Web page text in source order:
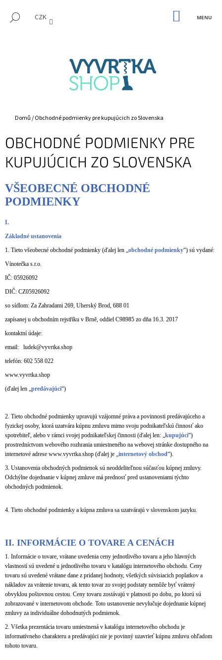
obsah HLEDAT
CZK NÁKUPNÍ
KOŠÍK
Domů/Obchodné podmienky pre kupujúcich zo Slovenska
OBCHODNÉ PODMIENKY PRE
KUPUJÚCICH ZO SLOVENSKA
VŠEOBECNÉ OBCHODNÉ
PODMIENKY
I.
Základné ustanovenia
1. Tieto všeobecné obchodné podmienky (ďalej len „obchodné podmienky“) sú vydané:
Vínotečka s.r.o.
IČ: 05926092
DIČ: CZ05926092
so sídlom: Za Zahradami 269, Uherský Brod, 688 01
zapísanej u obchodním rejstříku v Brně, oddiel C98985 zo dňa 16.3. 2017
kontaktní údaje:
email: ludek@vyvrtka.shop
telefón: 602 558 022
www.vyvrtka.shop
(ďalej len „predávajúci“)
2. Tieto obchodné podmienky upravujú vzájomné práva a povinnosti predávajúceho a
fyzickej osoby, ktorá uzatvára kúpnu zmluvu mimo svoju podnikateľskú činnosť ako
spotrebiteľ, alebo v rámci svojej podnikateľskej činnosti (ďalej len: „kupujúci“)
prostredníctvom webového rozhrania umiestneného na webovej stránke dostupného na
internetové adrese www.vyvrtka.shop (ďalej je „internetový obchod“).
3. Ustanovenia obchodných podmienok sú neoddeliteľnou súčasťou kúpnej zmluvy.
Odchýlne dojednanie v kúpnej zmluve má prednosť pred ustanoveniami týchto
obchodných podmienok.
4. Tieto obchodné podmienky a kúpna zmluva sa uzatvárajú v slovenskom jazyku.
II. INFORMÁCIE O TOVARE A CENÁCH
1. Informácie o tovare, vrátane uvedenia ceny jednotlivého tovaru a jeho hlavných
vlastností sú uvedené u jednotlivého tovaru v katalógu internetového obchodu. Ceny
tovaru sú uvedené vrátane dane z pridanej hodnoty, všetkých súvisiacich poplatkov a
nákladov za vrátenie tovaru, ak tento tovar zo svojej podstaty nemôže byť vrátený
obvyklou poštovnou cestou. Ceny tovaru zostávajú v platnosti po dobu, po ktorú sú
zobrazované v internetovom obchode. Toto ustanovenie nevylučuje dojednanie kúpnej
zmluvy za individuálne dohodnutých podmienok.
2. Všetka prezentácia tovaru umiestnená v katalógu internetového obchodu je
informatívneho charakteru a predávajúci nie je povinný uzavrieť kúpnu zmluvu ohľadom
tohoto tovaru.
ZPĚT
ZPĚT
Ř
B
U
J
E
T
E
A
J
Í
T
?
D
O
R
U
Č
U
J
M
E
NA
ČERNÁ,
MURANO
56
168
Kč